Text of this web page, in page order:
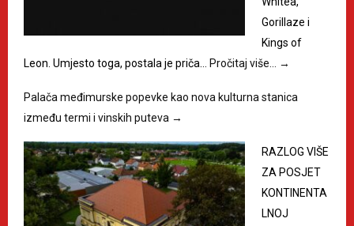
Gorillaze i
Kings of
Leon. Umjesto toga, postala je priča…
Pročitaj više… →
Palača međimurske popevke kao nova kulturna stanica
između termi i vinskih puteva →
RAZLOG VIŠE
ZA POSJET
KONTINENTA
LNOJ